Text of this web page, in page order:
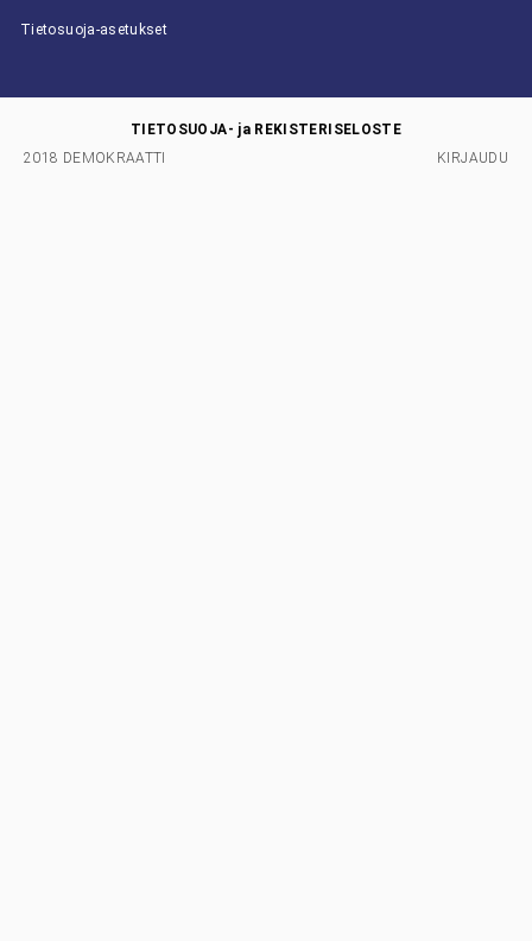
Tietosuoja-asetukset
2018 DEMOKRAATTI
TIETOSUOJA- ja REKISTERISELOSTE
KIRJAUDU